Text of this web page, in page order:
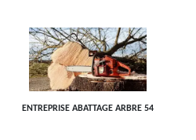
ENTREPRISE ABATTAGE ARBRE 54